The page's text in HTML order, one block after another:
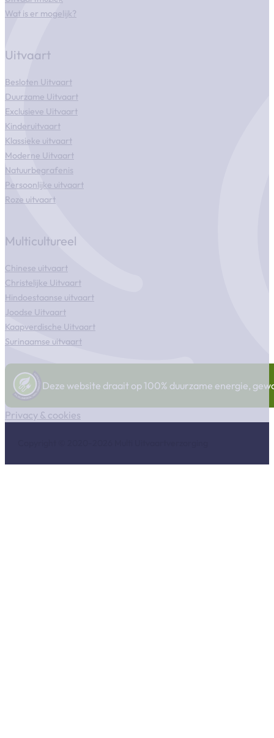
Wat is er mogelijk?
Uitvaart
Besloten Uitvaart
Duurzame Uitvaart
Exclusieve Uitvaart
Kinderuitvaart
Klassieke uitvaart
Moderne Uitvaart
Natuurbegrafenis
Persoonlijke uitvaart
Roze uitvaart
Multicultureel
Chinese uitvaart
Christelijke Uitvaart
Hindoestaanse uitvaart
Joodse Uitvaart
Kaapverdische Uitvaart
Surinaamse uitvaart
Deze website draait op 100% duurzame energie,
Privacy & cookies